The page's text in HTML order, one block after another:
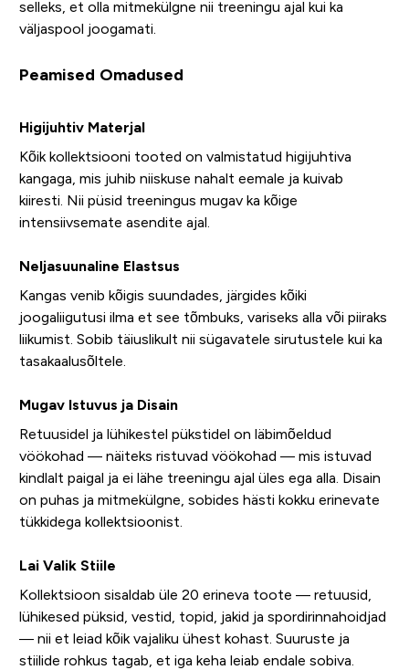
selleks, et olla mitmekülgne nii treeningu ajal kui ka
väljaspool joogamati.
Peamised Omadused
Higijuhtiv Materjal
Kõik kollektsiooni tooted on valmistatud higijuhtiva
kangaga, mis juhib niiskuse nahalt eemale ja kuivab
kiiresti. Nii püsid treeningus mugav ka kõige
intensiivsemate asendite ajal.
Neljasuunaline Elastsus
Kangas venib kõigis suundades, järgides kõiki
joogaliigutusi ilma et see tõmbuks, variseks alla või piiraks
liikumist. Sobib täiuslikult nii sügavatele sirutustele kui ka
tasakaalusõltele.
Mugav Istuvus ja Disain
Retuusidel ja lühikestel pükstidel on läbimõeldud
vöökohad — näiteks ristuvad vöökohad — mis istuvad
kindlalt paigal ja ei lähe treeningu ajal üles ega alla. Disain
on puhas ja mitmekülgne, sobides hästi kokku erinevate
tükkidega kollektsioonist.
Lai Valik Stiile
Kollektsioon sisaldab üle 20 erineva toote — retuusid,
lühikesed püksid, vestid, topid, jakid ja spordirinna­hoidjad
— nii et leiad kõik vajaliku ühest kohast. Suuruste ja
stiilide rohkus tagab, et iga keha leiab endale sobiva.